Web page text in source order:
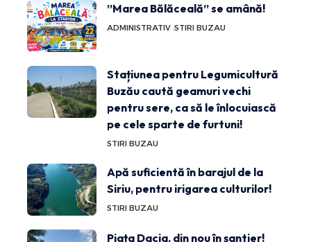
”Marea Bălăceală” se amână!
ADMINISTRATIV STIRI BUZAU
Stațiunea pentru Legumicultură
Buzău caută geamuri vechi
pentru sere, ca să le înlocuiască
pe cele sparte de furtuni!
STIRI BUZAU
Apă suficientă în barajul de la
Siriu, pentru irigarea culturilor!
STIRI BUZAU
Piața Dacia, din nou în șantier!